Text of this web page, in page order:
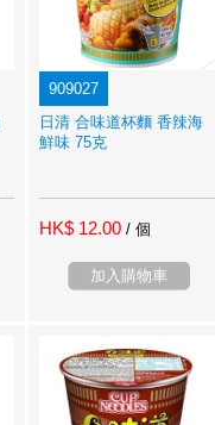
909027
日清 合味道杯麵 香辣海
鮮味 75克
HK$ 12.00 / 個
加入購物車